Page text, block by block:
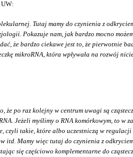
Tutaj mamy do czynienia z
Pokazuje nam, jak bardzo mocno
że bardzo ciekawe jest to, że pierwotnie
mikroRNA, która wpływała na rozwój
po raz kolejny w centrum uwagi są
Jeżeli myślimy o RNA komórkowym, to w
czyli takie, które albo uczestniczą w
Mamy więc tutaj do czynienia z
się częściowo komplementarne do